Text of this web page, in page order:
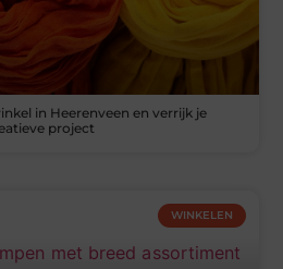
in Heerenveen en verrijk je
project
WINKELEN